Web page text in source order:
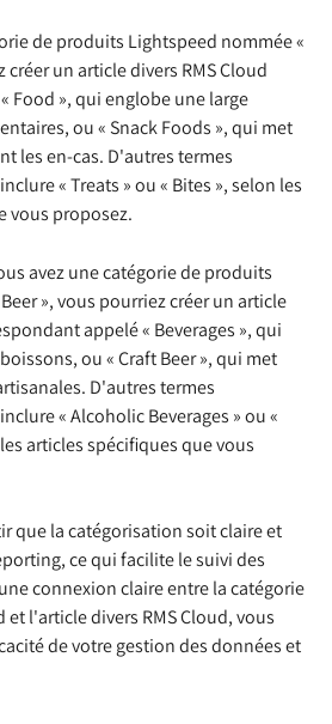
de produits Lightspeed nommée «
créer un article divers RMS Cloud
Food », qui englobe une large
ou « Snack Foods », qui met
les en-cas. D'autres termes
« Treats » ou « Bites », selon les
vous proposez.
avez une catégorie de produits
», vous pourriez créer un article
appelé « Beverages », qui
ou « Craft Beer », qui met
D'autres termes
« Alcoholic Beverages » ou «
articles spécifiques que vous
que la catégorisation soit claire et
ce qui facilite le suivi des
connexion claire entre la catégorie
l'article divers RMS Cloud, vous
de votre gestion des données et